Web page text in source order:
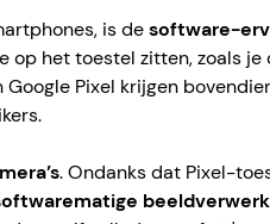
is desoftware-
het toestel zitten, zoals
Pixel krijgen
. Ondanks dat Pixel-